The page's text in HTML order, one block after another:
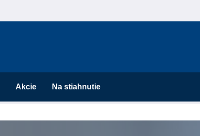
Akcie Na stiahnutie